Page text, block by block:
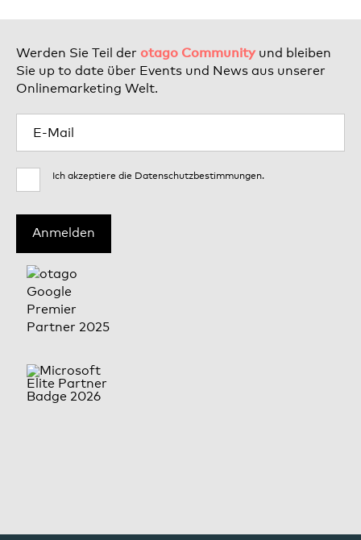
Werden Sie Teil der otago Communityund bleiben
Sie up to date über Events und News aus unserer
Onlinemarketing Welt.
Ich akzeptiere die Datenschutzbestimmungen.